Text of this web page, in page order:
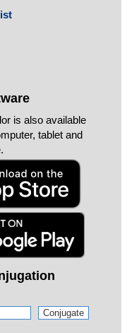
is also available
tablet and